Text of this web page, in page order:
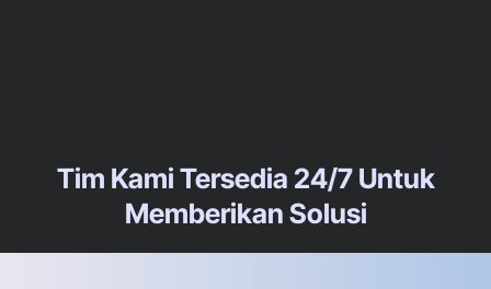
Tim Kami Tersedia 24/7 Untuk
Memberikan Solusi